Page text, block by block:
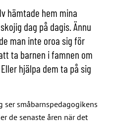
hämtade hem mina
dag på dagis. Ännu
man inte oroa sig för
ta barnen i famnen om
hjälpa dem ta på sig
ser småbarnspedagogikens
de senaste åren när det